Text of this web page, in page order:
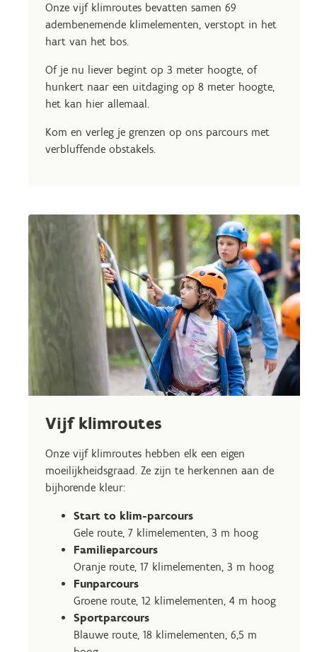
Onze vijf klimroutes bevatten samen 69
adembenemende klimelementen, verstopt in het
hart van het bos.
Of je nu liever begint op 3 meter hoogte, of
hunkert naar een uitdaging op 8 meter hoogte,
het kan hier allemaal.
Kom en verleg je grenzen op ons parcours met
verbluffende obstakels.
Vijf klimroutes
Onze vijf klimroutes hebben elk een eigen
moeilijkheidsgraad. Ze zijn te herkennen aan de
bijhorende kleur:
Start to klim-parcours
Gele route, 7 klimelementen, 3 m hoog
Familieparcours
Oranje route, 17 klimelementen, 3 m hoog
Funparcours
Groene route, 12 klimelementen, 4 m hoog
Sportparcours
Blauwe route, 18 klimelementen, 6,5 m